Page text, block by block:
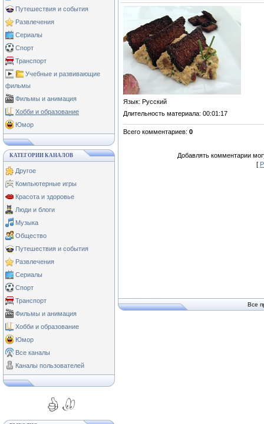
Путешествия и события
Развлечения
Сериалы
Спорт
Транспорт
Учебные и развивающие
фильмы
Фильмы и анимация
Хобби и образование
Юмор
КАТЕГОРИИ КАНАЛОВ
Другое
Компьютерные игры
Красота и здоровье
Люди и блоги
Музыка
Общество
Путешествия и события
Развлечения
Сериалы
Спорт
Транспорт
Фильмы и анимация
Хобби и образование
Юмор
Все каналы
Каналы пользователей
Язык: Русский
Длительность материала: 00:01:17
Всего комментариев: 0
Добавлять комментарии
[
Все